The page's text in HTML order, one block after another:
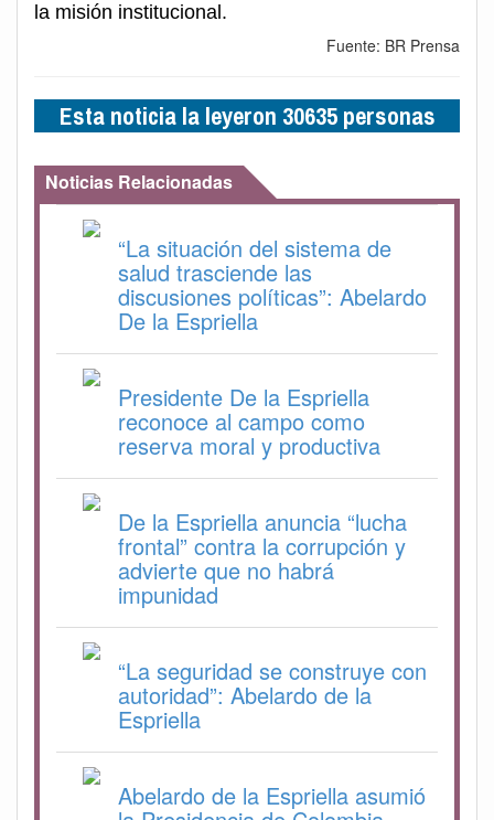
la misión institucional.
Fuente: BR Prensa
Esta noticia la leyeron 30635 personas
Noticias Relacionadas
“La situación del sistema de
salud trasciende las
discusiones políticas”: Abelardo
De la Espriella
Presidente De la Espriella
reconoce al campo como
reserva moral y productiva
De la Espriella anuncia “lucha
frontal” contra la corrupción y
advierte que no habrá
impunidad
“La seguridad se construye con
autoridad”: Abelardo de la
Espriella
Abelardo de la Espriella asumió